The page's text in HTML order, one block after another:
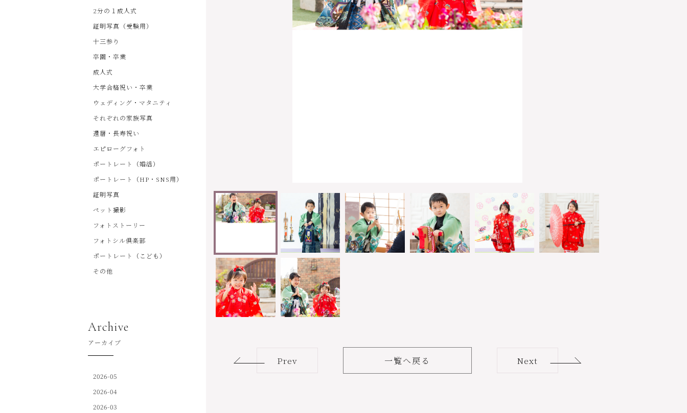
Prev 一覧へ戻る Next
2分の１成人式
証明写真（受験用）
十三参り
卒園・卒業
成人式
大学合格祝い・卒業
ウェディング・マタニティ
それぞれの家族写真
還暦・長寿祝い
エピローグフォト
ポートレート（婚活）
ポートレート（HP・SNS用）
証明写真
ペット撮影
フォトストーリー
フォトシル倶楽部
ポートレート（こども）
その他
Archive
アーカイブ
2026-05
2026-04
2026-03